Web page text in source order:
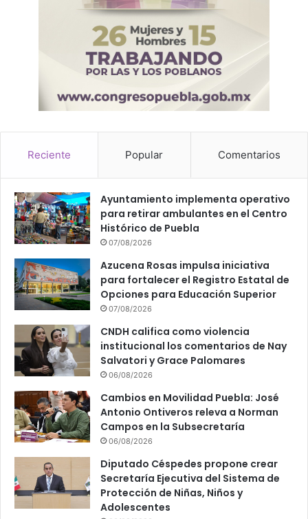
Reciente Popular Comentarios
Ayuntamiento implementa operativo
para retirar ambulantes en el Centro
Histórico de Puebla
07/08/2026
Azucena Rosas impulsa iniciativa
para fortalecer el Registro Estatal de
Opciones para Educación Superior
07/08/2026
CNDH califica como violencia
institucional los comentarios de Nay
Salvatori y Grace Palomares
06/08/2026
Cambios en Movilidad Puebla: José
Antonio Ontiveros releva a Norman
Campos en la Subsecretaría
06/08/2026
Diputado Céspedes propone crear
Secretaría Ejecutiva del Sistema de
Protección de Niñas, Niños y
Adolescentes